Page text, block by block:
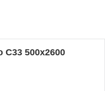
C33 500x2600